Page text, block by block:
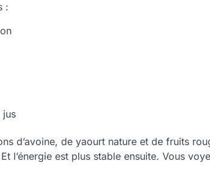
:
jus
d’avoine, de yaourt nature et de fruits
l’énergie est plus stable ensuite. Vous